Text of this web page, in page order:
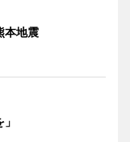
本地震